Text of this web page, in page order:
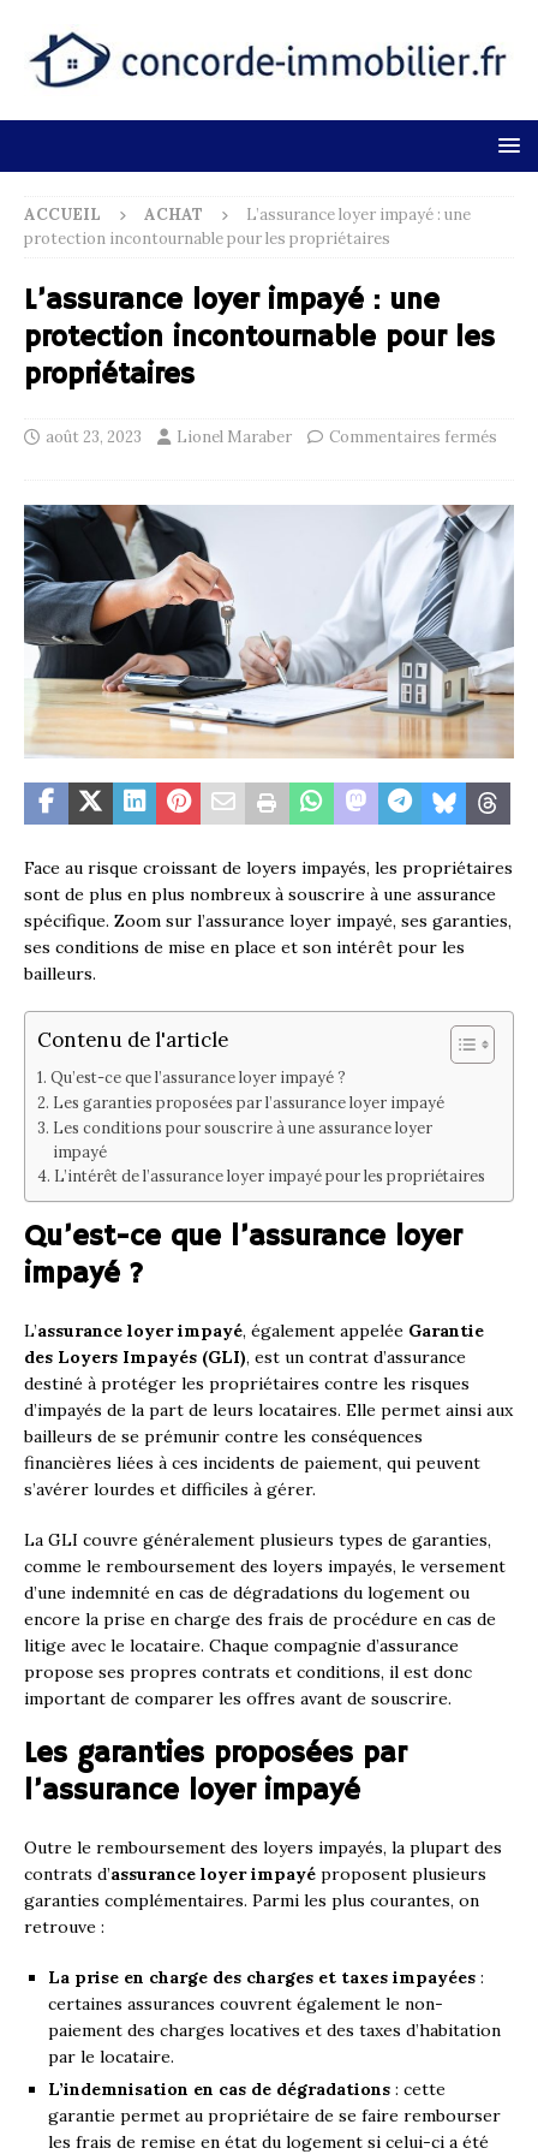
ACCUEIL ACHAT
L’assurance loyer impayé : une
protection incontournable pour les propriétaires
L’assurance loyer impayé : une
protection incontournable pour les
propriétaires
août 23, 2023 Lionel Maraber Commentaires fermés
Face au risque croissant de loyers impayés, les propriétaires
sont de plus en plus nombreux à souscrire à une assurance
spécifique. Zoom sur l’assurance loyer impayé, ses garanties,
ses conditions de mise en place et son intérêt pour les
bailleurs.
Contenu de l'article
Qu’est-ce que l’assurance loyer impayé ?
Les garanties proposées par l’assurance loyer impayé
Les conditions pour souscrire à une assurance loyer
impayé
L’intérêt de l’assurance loyer impayé pour les propriétaires
Qu’est-ce que l’assurance loyer
impayé ?
L’assurance loyer impayé, également appelée Garantie
des Loyers Impayés (GLI), est un contrat d’assurance
destiné à protéger les propriétaires contre les risques
d’impayés de la part de leurs locataires. Elle permet ainsi aux
bailleurs de se prémunir contre les conséquences
financières liées à ces incidents de paiement, qui peuvent
s’avérer lourdes et difficiles à gérer.
La GLI couvre généralement plusieurs types de garanties,
comme le remboursement des loyers impayés, le versement
d’une indemnité en cas de dégradations du logement ou
encore la prise en charge des frais de procédure en cas de
litige avec le locataire. Chaque compagnie d’assurance
propose ses propres contrats et conditions, il est donc
important de comparer les offres avant de souscrire.
Les garanties proposées par
l’assurance loyer impayé
Outre le remboursement des loyers impayés, la plupart des
contrats d’assurance loyer impayé proposent plusieurs
garanties complémentaires. Parmi les plus courantes, on
retrouve :
La prise en charge des charges et taxes impayées :
certaines assurances couvrent également le non-
paiement des charges locatives et des taxes d’habitation
par le locataire.
L’indemnisation en cas de dégradations : cette
garantie permet au propriétaire de se faire rembourser
les frais de remise en état du logement si celui-ci a été